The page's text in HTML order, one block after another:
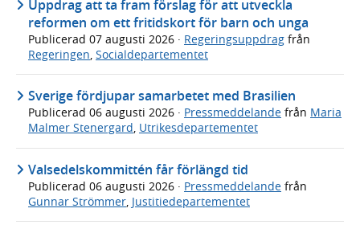
Uppdrag att ta fram förslag för att utveckla
reformen om ett fritidskort för barn och unga
Publicerad 07 augusti 2026 · Regeringsuppdrag från
Regeringen Socialdepartementet
Sverige fördjupar samarbetet med Brasilien
Publicerad 06 augusti 2026 · Pressmeddelande från Maria
Malmer Stenergard, Utrikesdepartementet
Valsedelskommittén får förlängd tid
Publicerad 06 augusti 2026 · Pressmeddelande från
Gunnar Strömmer, Justitiedepartementet